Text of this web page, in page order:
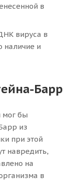
в
вируса в
наличие и
Барр
мог бы
из
при этой
навредить,
на
в